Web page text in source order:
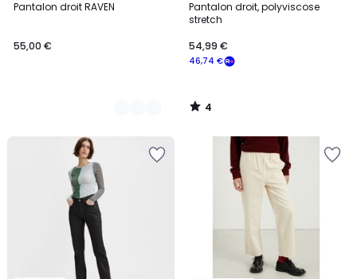
Pantalon droit RAVEN
55,00 €
Couleurs
Pantalon droit, polyviscose
stretch
46,74 €
54,99 €
/
5
4
/